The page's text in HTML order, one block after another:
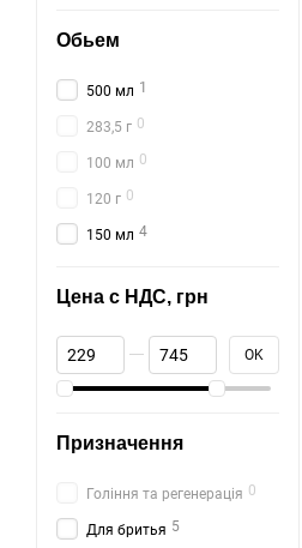
Обьем
500 мл 1
283,5 г 0
100 мл 0
120 г 0
150 мл 4
Цена с НДС, грн
От Цена с НДС, грн
До Цена с НДС, грн OK
Призначення
Гоління та регенерація 0
Для бритья 5